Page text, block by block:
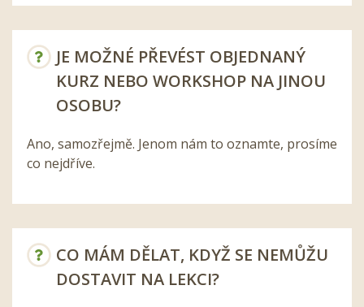
JE MOŽNÉ PŘEVÉST OBJEDNANÝ
KURZ NEBO WORKSHOP NA JINOU
OSOBU?
Ano, samozřejmě. Jenom nám to oznamte, prosíme
co nejdříve.
CO MÁM DĚLAT, KDYŽ SE NEMŮŽU
DOSTAVIT NA LEKCI?